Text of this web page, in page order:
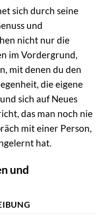
sich durch seine
und
nicht nur die
im Vordergrund,
mit denen du den
die eigene
sich auf Neues
das man noch nie
mit einer Person,
hat.
und